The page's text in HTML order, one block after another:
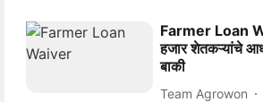
Farmer Loan
हजार शेतकऱ्यांचे
बाकी
Team Agrowon